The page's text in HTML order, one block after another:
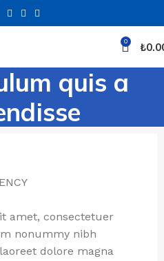
0 ₺
quis a
amet, consectetuer
nonummy nibh
dolore magna